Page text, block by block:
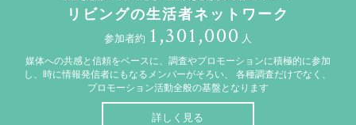
リビングの生活者ネットワーク
参加者約 1,301,000 人
媒体への共感と信頼をベースに、調査やプロモーションに積極的に参加
し、時に情報発信者にもなるメンバーがそろい、
各種調査だけでなく、
プロモーション活動全般の基盤となります
詳しく見る